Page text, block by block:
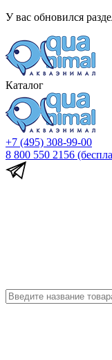
У вас обновился
Каталог
+7 (495) 308-99-00
8 800 550 2156